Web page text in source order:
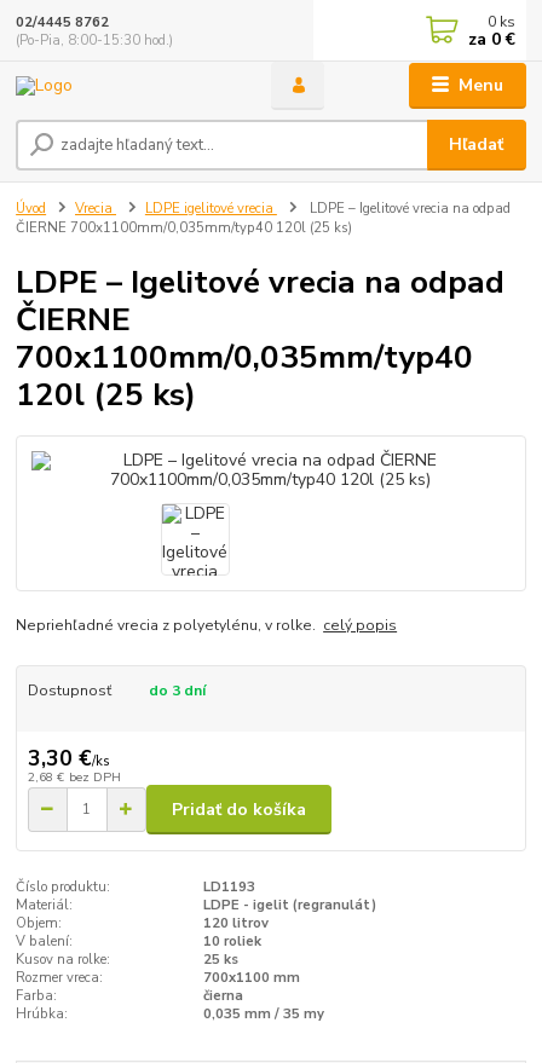
Menu
Hľadať
02/4445 8762
(Po-Pia, 8:00-15:30 hod.)
0 ks
za 0 €
Úvod Vrecia LDPE igelitové vrecia
LDPE – Igelitové vrecia na odpad
ČIERNE 700x1100mm/0,035mm/typ40 120l (25 ks)
LDPE – Igelitové vrecia na odpad
ČIERNE
700x1100mm/0,035mm/typ40
120l (25 ks)
Nepriehľadné vrecia z polyetylénu, v rolke. celý popis
Dostupnosť do 3 dní
3,30 €/ks
2,68 € bez DPH
Pridať do košíka
Číslo produktu:
LD1193
Materiál:
LDPE - igelit (regranulát)
Objem:
120 litrov
V balení:
10 roliek
Kusov na rolke:
25 ks
Rozmer vreca:
700x1100 mm
Farba:
čierna
Hrúbka:
0,035 mm / 35 my